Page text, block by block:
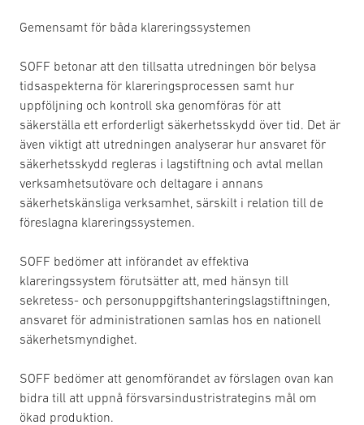
Gemensamt för båda klareringssystemen
SOFF betonar att den tillsatta utredningen bör belysa
tidsaspekterna för klareringsprocessen samt hur
uppföljning och kontroll ska genomföras för att
säkerställa ett erforderligt säkerhetsskydd över tid. Det är
även viktigt att utredningen analyserar hur ansvaret för
säkerhetsskydd regleras i lagstiftning och avtal mellan
verksamhetsutövare och deltagare i annans
säkerhetskänsliga verksamhet, särskilt i relation till de
föreslagna klareringssystemen.
SOFF bedömer att införandet av effektiva
klareringssystem förutsätter att, med hänsyn till
sekretess- och personuppgiftshanteringslagstiftningen,
ansvaret för administrationen samlas hos en nationell
säkerhetsmyndighet.
SOFF bedömer att genomförandet av förslagen ovan kan
bidra till att uppnå försvarsindustristrategins mål om
ökad produktion.